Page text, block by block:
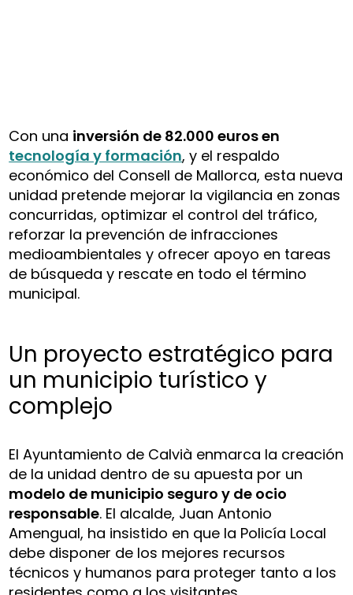
Con una inversión de 82.000 euros en
tecnología y formación, y el respaldo
económico del Consell de Mallorca, esta nueva
unidad pretende mejorar la vigilancia en zonas
concurridas, optimizar el control del tráfico,
reforzar la prevención de infracciones
medioambientales y ofrecer apoyo en tareas
de búsqueda y rescate en todo el término
municipal.
Un proyecto estratégico para
un municipio turístico y
complejo
El Ayuntamiento de Calvià enmarca la creación
de la unidad dentro de su apuesta por un
modelo de municipio seguro y de ocio
responsable. El alcalde, Juan Antonio
Amengual, ha insistido en que la Policía Local
debe disponer de los mejores recursos
técnicos y humanos para proteger tanto a los